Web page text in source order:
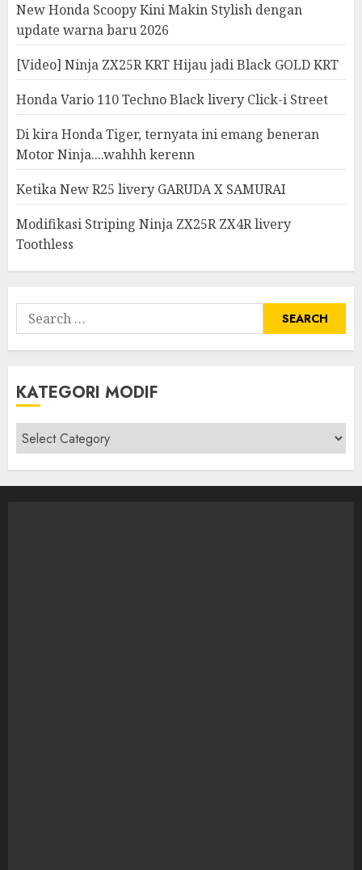
New Honda Scoopy Kini Makin Stylish dengan
update warna baru 2026
[Video] Ninja ZX25R KRT Hijau jadi Black GOLD KRT
Honda Vario 110 Techno Black livery Click-i Street
Di kira Honda Tiger, ternyata ini emang beneran
Motor Ninja....wahhh kerenn
Ketika New R25 livery GARUDA X SAMURAI
Modifikasi Striping Ninja ZX25R ZX4R livery
Toothless
Search
for:
KATEGORI MODIF
Kategori
modif